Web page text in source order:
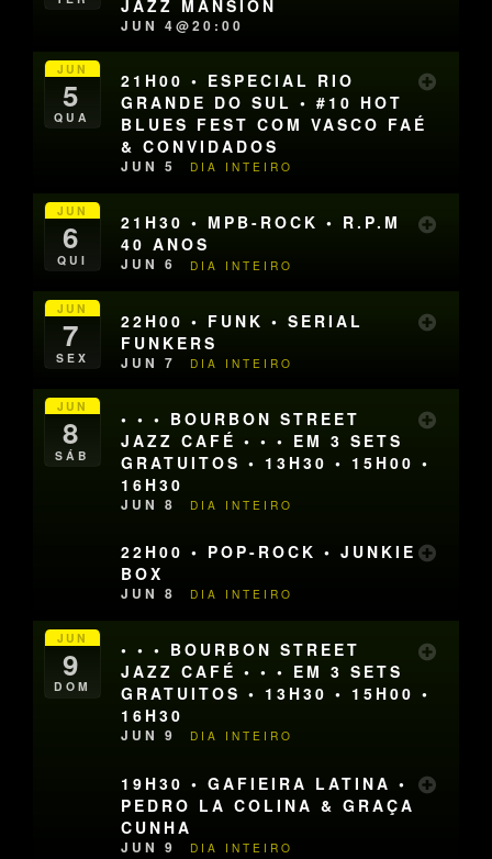
JAZZ MANSION
JUN 4@20:00
JUN
5
QUA
21H00 • ESPECIAL RIO
GRANDE DO SUL • #10 HOT
BLUES FEST COM VASCO FAÉ
& CONVIDADOS
JUN 5 DIA INTEIRO
JUN
6
QUI
21H30 • MPB-ROCK • R.P.M
40 ANOS
JUN 6 DIA INTEIRO
JUN
7
SEX
22H00 • FUNK • SERIAL
FUNKERS
JUN 7 DIA INTEIRO
JUN
8
SÁB
• • • BOURBON STREET
JAZZ CAFÉ • • • EM 3 SETS
GRATUITOS • 13H30 • 15H00 •
16H30
JUN 8 DIA INTEIRO
22H00 • POP-ROCK • JUNKIE
BOX
JUN 8 DIA INTEIRO
JUN
9
DOM
• • • BOURBON STREET
JAZZ CAFÉ • • • EM 3 SETS
GRATUITOS • 13H30 • 15H00 •
16H30
JUN 9 DIA INTEIRO
19H30 • GAFIEIRA LATINA •
PEDRO LA COLINA & GRAÇA
CUNHA
JUN 9 DIA INTEIRO